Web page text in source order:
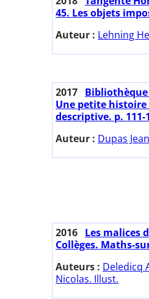
45. Les objets
Auteur : Lehning
2017 Bibliothèque
Une petite
descriptive. p. 111-
Auteur : Dupas
2016 Les malices
Collèges. Maths-
Auteurs : Deledicq
Nicolas. Illust.